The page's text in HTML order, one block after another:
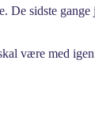
sidste
være med